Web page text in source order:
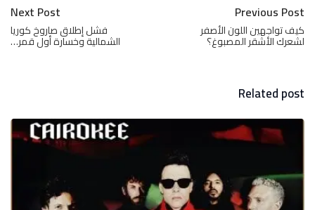
Previous Post
كيف تواجهين اللون الأصفر
لشعرك الأشقر المصبوغ؟
Next Post
فشل إطلاق صاروخ كوريا
الشمالية وخسارة أول قمر…
Related post